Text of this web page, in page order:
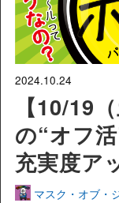
2024.10.24
【10/19
の“オフ
充実度ア
マスク・オブ・